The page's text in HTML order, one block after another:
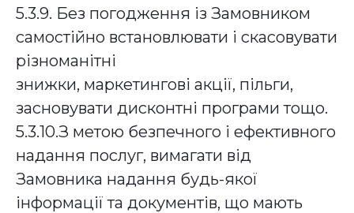
5.3.9. Без погодження із Замовником
самостійно встановлювати і скасовувати
різноманітні
знижки, маркетингові акції, пільги,
засновувати дисконтні програми тощо.
5.3.10.З метою безпечного і ефективного
надання послуг, вимагати від
Замовника надання будь-якої
інформації та документів, що мають